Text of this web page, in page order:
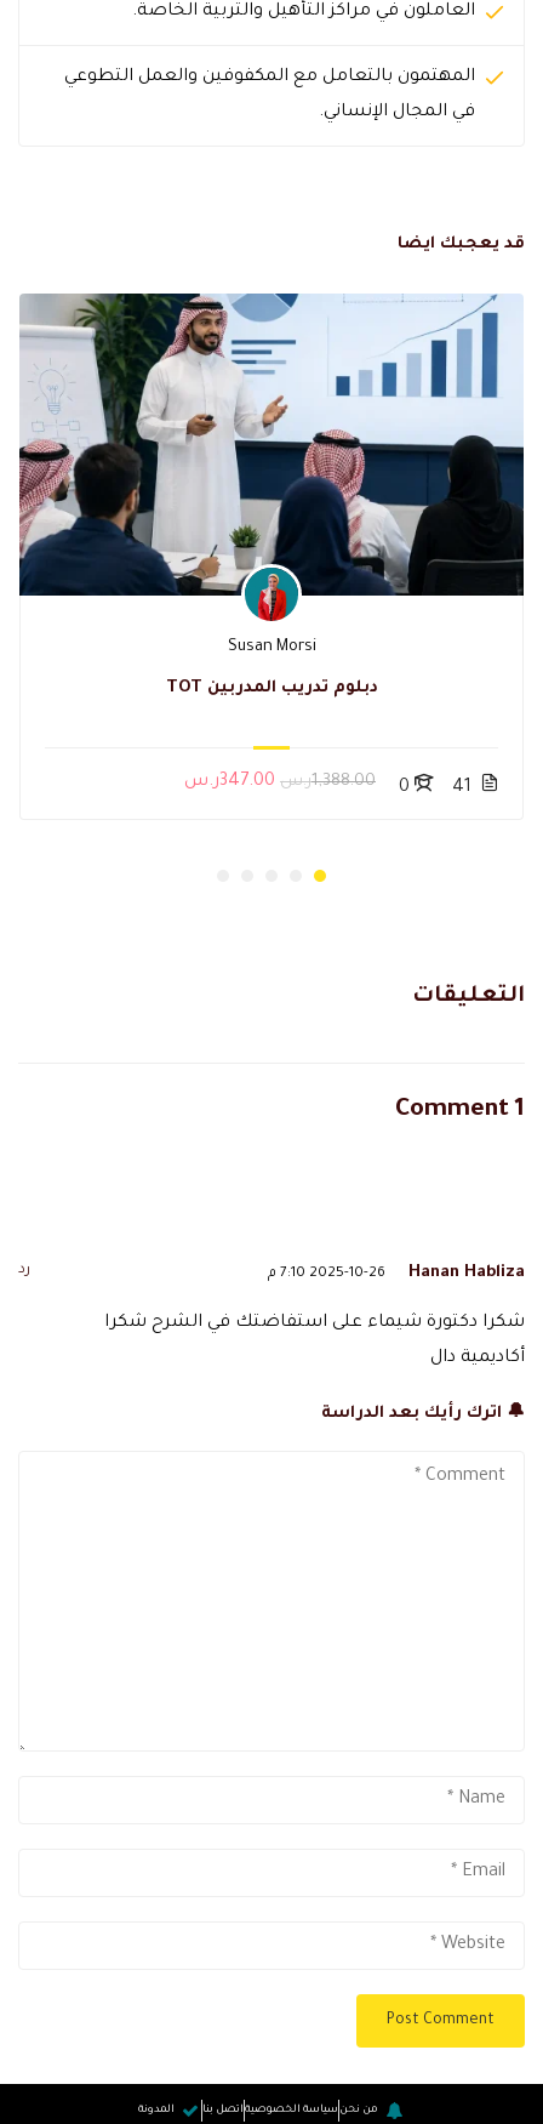
العاملون في مراكز التأهيل والتربية الخاصة.
المهتمون بالتعامل مع المكفوفين والعمل التطوعي
في المجال الإنساني.
قد يعجبك ايضا
Susan Morsi
دبلوم تدريب المدربين TOT
41
0 1,388.00ر.س 347.00ر.س
التعليقات
1 Comment
Hanan Habliza 2025-10-26 7:10 م رد
شكرا دكتورة شيماء على استفاضتك في الشرح شكرا
أكاديمية دال
🔔 اترك رأيك بعد الدراسة
من نحن سياسة الخصوصية اتصل بنا المدونة